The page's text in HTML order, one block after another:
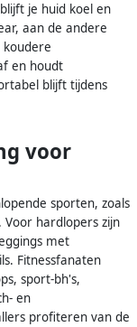
je huid koel en
aan de andere
en houdt
blijft tijdens
voor
sporten, zoals
hardlopers zijn
met
Fitnessfanaten
sport-bh's,
en
profiteren van de